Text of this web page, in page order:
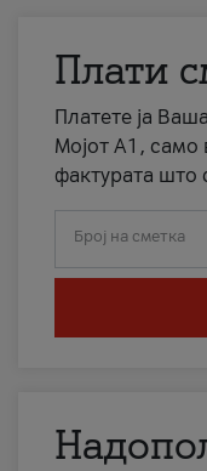
Плати
Платете ја
Мојот А1, само
фактурата што
Број на сметка